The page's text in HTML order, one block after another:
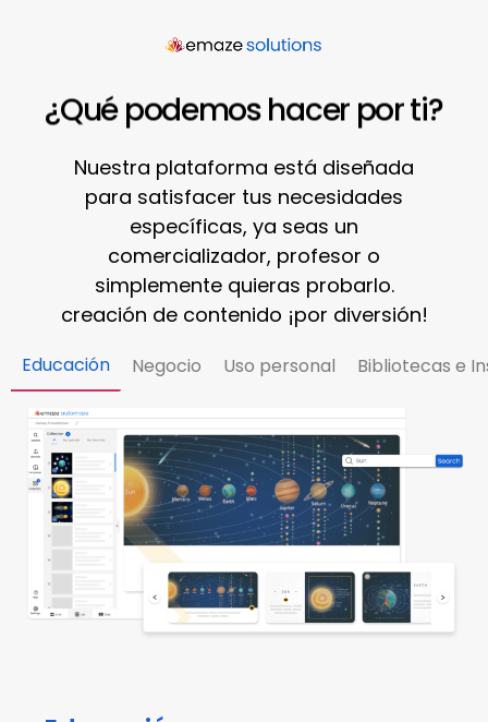
¿Qué podemos hacer por ti?
Nuestra plataforma está diseñada
para satisfacer tus necesidades
específicas, ya seas un
comercializador, profesor o
simplemente quieras probarlo.
creación de contenido ¡por diversión!
Educación Negocio Uso personal Bibliotecas e